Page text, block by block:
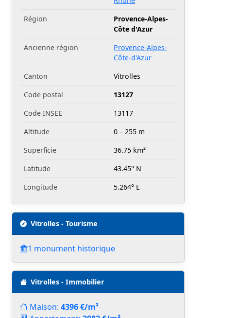
Région
Provence-Alpes-
Côte d'Azur
Ancienne région
Provence-Alpes-
Côte-d'Azur
Canton
Vitrolles
Code postal
13127
Code INSEE
13117
Altitude
0 – 255 m
Superficie
36.75 km²
Latitude
43.45° N
Longitude
5.264° E
Vitrolles - Tourisme
1 monument historique
Vitrolles - Immobilier
Maison: 4396 €/m²